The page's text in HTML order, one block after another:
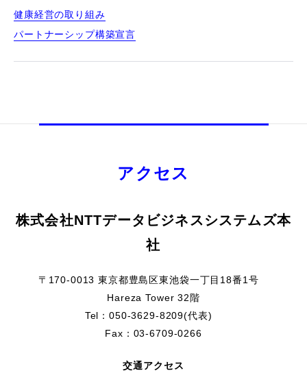
健康経営の取り組み
パートナーシップ構築宣言
アクセス
株式会社NTTデータビジネスシステムズ本
社
〒170-0013 東京都豊島区東池袋一丁目18番1号
Hareza Tower 32階
Tel：050-3629-8209(代表)
Fax：03-6709-0266
交通アクセス